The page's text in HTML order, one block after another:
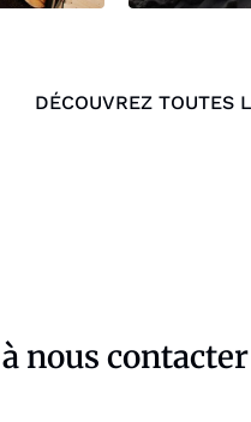
DÉCOUVREZ TOUTES
nous